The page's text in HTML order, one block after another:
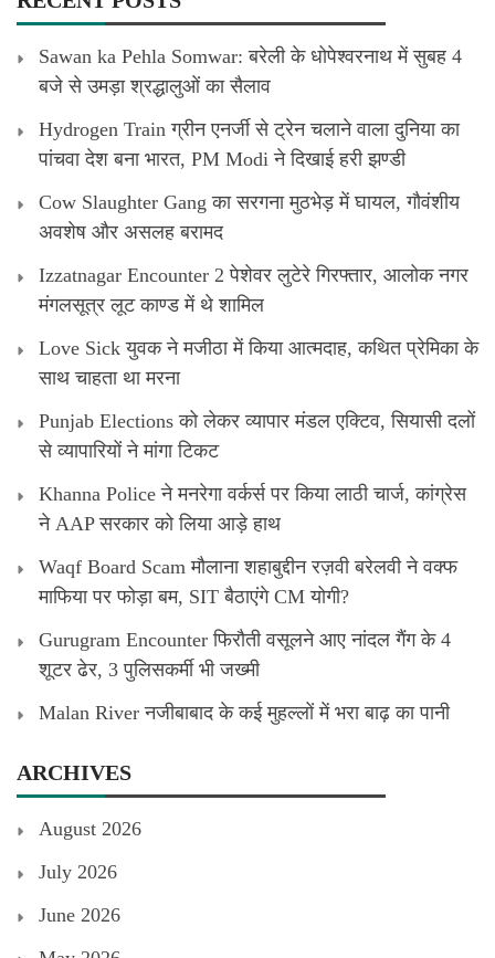
Sawan ka Pehla Somwar: बरेली के धोपेश्वरनाथ में सुबह 4
बजे से उमड़ा श्रद्धालुओं का सैलाव
Hydrogen Train ग्रीन एनर्जी से ट्रेन चलाने वाला दुनिया का
पांचवा देश बना भारत, PM Modi ने दिखाई हरी झण्डी
Cow Slaughter Gang का सरगना मुठभेड़ में घायल, गौवंशीय
अवशेष और असलह बरामद
Izzatnagar Encounter 2 पेशेवर लुटेरे गिरफ्तार, आलोक नगर
मंगलसूत्र लूट काण्‍ड में थे शामिल
Love Sick युवक ने मजीठा में किया आत्मदाह, कथित प्रेमिका के
साथ चाहता था मरना
Punjab Elections को लेकर व्यापार मंडल एक्टिव, सियासी दलों
से व्यापारियों ने मांगा टिकट
Khanna Police ने मनरेगा वर्कर्स पर किया लाठी चार्ज, कांग्रेस
ने AAP सरकार को लिया आड़े हाथ
Waqf Board Scam मौलाना शहाबुद्दीन रज़वी बरेलवी ने वक्फ
माफिया पर फोड़ा बम, SIT बैठाएंगे CM योगी?
Gurugram Encounter फिरौती वसूलने आए नांदल गैंग के 4
शूटर ढेर, 3 पुलिसकर्मी भी जख्मी
Malan River नजीबाबाद के कई मुहल्लों में भरा बाढ़ का पानी
ARCHIVES
August 2026
July 2026
June 2026